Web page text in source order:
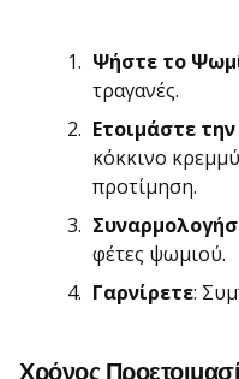
Ψήστε το
τραγανές.
Ετοιμάστε
κόκκινο
προτίμηση.
φέτες ψωμιού.
Γαρνίρετε:
Χρόνος